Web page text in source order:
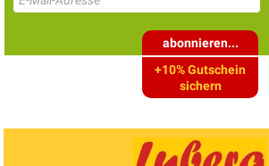
abonnieren...
+10% Gutschein
sichern